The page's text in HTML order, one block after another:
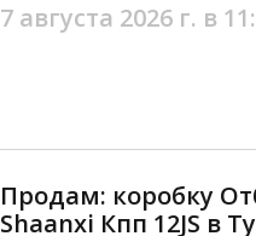
7 августа 2026 г. в
Продам: коробку
Shaanxi Кпп 12JS в